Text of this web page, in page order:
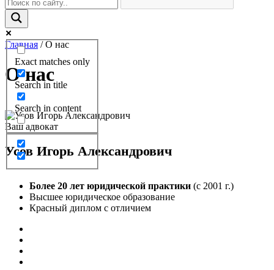
Exact matches only
Search in title
Search in content
Главная /О нас
О нас
Ваш адвокат
Усов Игорь Александрович
Более 20 лет юридической практики (с 2001 г.)
Высшее юридическое образование
Красный диплом с отличием